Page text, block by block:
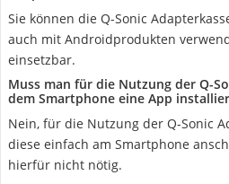
Sie können die Q-Sonic
auch mit Androidprodukten
einsetzbar.
Muss man für die Nutzung der Q-
dem Smartphone eine App
Nein, für die Nutzung der Q-Sonic
diese einfach am Smartphone
hierfür nicht nötig.